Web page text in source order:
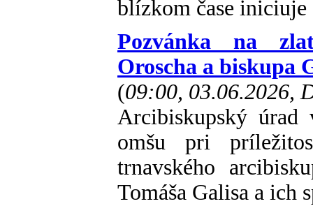
blízkom čase
Pozvánka na
Oroscha a biskupa
(09:00, 03.06.2026,
Arcibiskupský úrad
omšu pri
trnavského
Tomáša Galisa a ich